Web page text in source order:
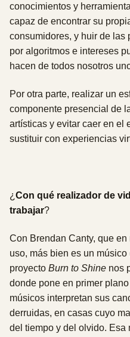
conocimientos y
capaz de encontrar su
consumidores, y huir de las
por algoritmos e intereses
hacen de todos nosotros
Por otra parte, realizar un
componente presencial de
artísticas y evitar caer en el
sustituir con experiencias
¿ Con qué realizador de
trabajar?
Con Brendan Canty, que
uso, más bien es un
proyecto Burn to Shine nos
donde pone en primer
músicos interpretan sus
derruidas, en casas cuyo
del tiempo y del olvido. Esa